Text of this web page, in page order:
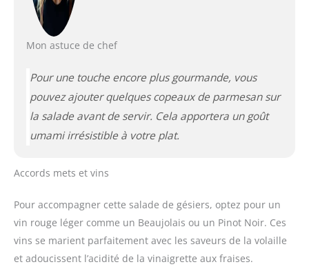
Mon astuce de chef
Pour une touche encore plus gourmande, vous
pouvez ajouter quelques copeaux de parmesan sur
la salade avant de servir. Cela apportera un goût
umami irrésistible à votre plat.
Accords mets et vins
Pour accompagner cette salade de gésiers, optez pour un
vin rouge léger comme un Beaujolais ou un Pinot Noir. Ces
vins se marient parfaitement avec les saveurs de la volaille
et adoucissent l’acidité de la vinaigrette aux fraises.